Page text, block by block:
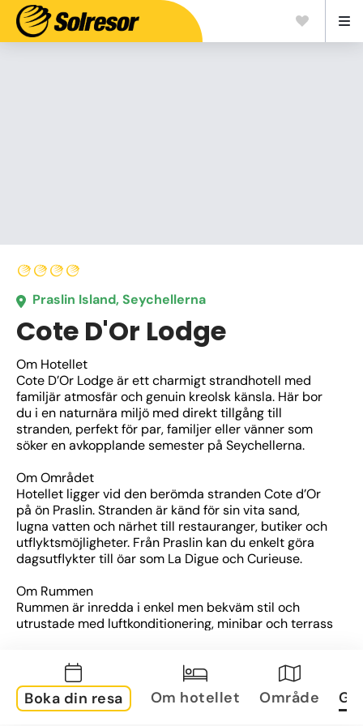
Praslin Island, Seychellerna
Cote D'Or Lodge
Om Hotellet
Cote D’Or Lodge är ett charmigt strandhotell med
familjär atmosfär och genuin kreolsk känsla. Här bor
du i en naturnära miljö med direkt tillgång till
stranden, perfekt för par, familjer eller vänner som
söker en avkopplande semester på Seychellerna.
Om Området
Hotellet ligger vid den berömda stranden Cote d’Or
på ön Praslin. Stranden är känd för sin vita sand,
lugna vatten och närhet till restauranger, butiker och
utflyktsmöjligheter. Från Praslin kan du enkelt göra
dagsutflykter till öar som La Digue och Curieuse.
Om Rummen
Rummen är inredda i enkel men bekväm stil och
utrustade med luftkonditionering, minibar och terrass
stranden.
Övrig information
Boka din resa Om hotellet Område